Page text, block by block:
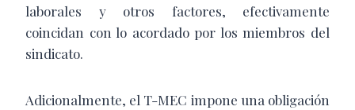
laborales y otros factores, efectivamente
coincidan con lo acordado por los miembros del
sindicato.
Adicionalmente, el T-MEC impone una obligación